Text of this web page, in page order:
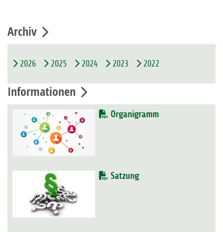
Archiv
2026 2025 2024 2023 2022
Informationen
Organigramm
Satzung